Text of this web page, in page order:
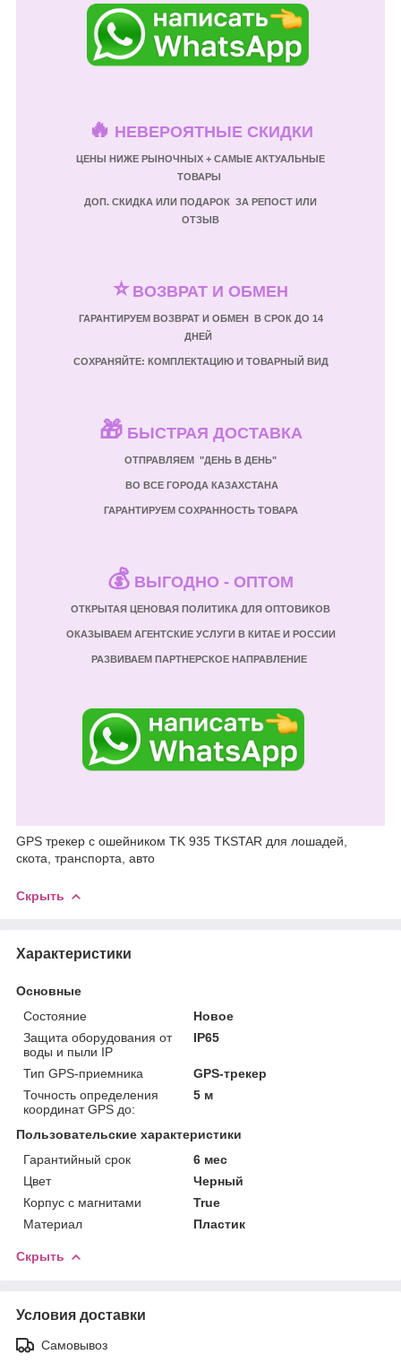
🔥 НЕВЕРОЯТНЫЕ СКИДКИ
ЦЕНЫ НИЖЕ РЫНОЧНЫХ + САМЫЕ АКТУАЛЬНЫЕ
ТОВАРЫ
ДОП. СКИДКА ИЛИ ПОДАРОК ЗА РЕПОСТ ИЛИ
ОТЗЫВ
⭐ ВОЗВРАТ И ОБМЕН
ГАРАНТИРУЕМ ВОЗВРАТ И ОБМЕН В СРОК ДО 14
ДНЕЙ
СОХРАНЯЙТЕ: КОМПЛЕКТАЦИЮ И ТОВАРНЫЙ ВИД
🎁 БЫСТРАЯ ДОСТАВКА
ОТПРАВЛЯЕМ "ДЕНЬ В ДЕНЬ"
ВО ВСЕ ГОРОДА КАЗАХСТАНА
ГАРАНТИРУЕМ СОХРАННОСТЬ ТОВАРА
💰 ВЫГОДНО - ОПТОМ
ОТКРЫТАЯ ЦЕНОВАЯ ПОЛИТИКА ДЛЯ ОПТОВИКОВ
ОКАЗЫВАЕМ АГЕНТСКИЕ УСЛУГИ В КИТАЕ И РОССИИ
РАЗВИВАЕМ ПАРТНЕРСКОЕ НАПРАВЛЕНИЕ
GPS трекер с ошейником TK 935 TKSTAR для лошадей,
скота, транспорта, авто
Скрыть
Характеристики
Основные
Состояние
Новое
Защита оборудования от
воды и пыли IP
IP65
Тип GPS-приемника
GPS-трекер
Точность определения
координат GPS до:
5 м
Пользовательские характеристики
Гарантийный срок
6 мес
Цвет
Черный
Корпус с магнитами
True
Материал
Пластик
Скрыть
Условия доставки
Самовывоз